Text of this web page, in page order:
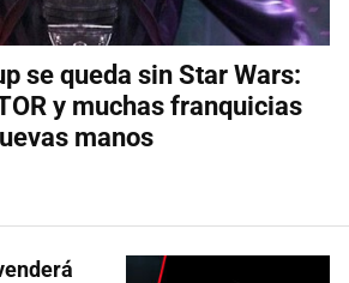
se queda sin Star Wars:
y muchas franquicias
manos